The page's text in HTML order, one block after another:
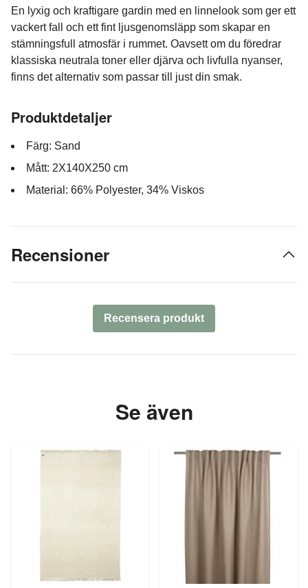
En lyxig och kraftigare gardin med en linnelook som ger ett
vackert fall och ett fint ljusgenomsläpp som skapar en
stämningsfull atmosfär i rummet. Oavsett om du föredrar
klassiska neutrala toner eller djärva och livfulla nyanser,
finns det alternativ som passar till just din smak.
Produktdetaljer
Färg: Sand
Mått: 2X140X250 cm
Material: 66% Polyester, 34% Viskos
Recensioner
Recensera produkt
Se även